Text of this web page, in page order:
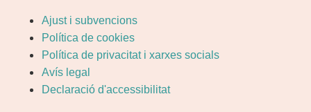
Ajust i subvencions
Política de cookies
Política de privacitat i xarxes socials
Avís legal
Declaració d'accessibilitat